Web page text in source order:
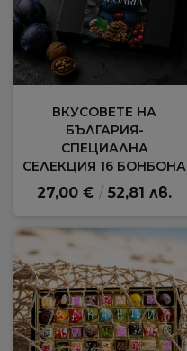
ВКУСОВЕТЕ НА
БЪЛГАРИЯ-
СПЕЦИАЛНА
СЕЛЕКЦИЯ 16 БОНБОНА
27,00 € / 52,81 лв.